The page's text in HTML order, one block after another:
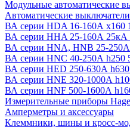
Модульные автоматические
Автоматические
ВА серии HDA 16-160А x160
ВА серии HHA 25-160А 25кА
ВА серии HNA, HNB 25-250А
ВА серии HNC 40-250А h250
ВА серии HED 250-630А
ВА серии HNE 320-1000А
ВА серии HNF 500-1600А
Измерительные приборы
Амперметры и аксессуары
Клеммники, шины и кросс-